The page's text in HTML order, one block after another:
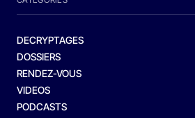
DECRYPTAGES
DOSSIERS
RENDEZ-VOUS
VIDEOS
PODCASTS